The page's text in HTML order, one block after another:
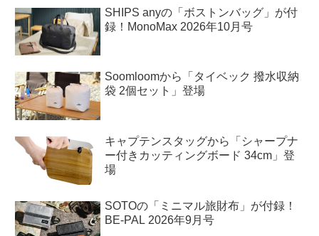
SHIPS anyの「ボストンバッグ」が付
録！MonoMax 2026年10月号
Soomloomから「タイベック 撥水収納
袋 2個セット」登場
キャプテンスタッグから「シャープナ
ー付きカッティングボード 34cm」登
場
SOTOの「ミニマル旅財布」が付録！
BE-PAL 2026年9月号